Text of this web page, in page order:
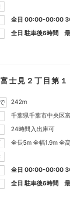
全日 00:00-00:00
全日 駐車後6時間
士見２丁目第１
242m
千葉県千葉市中央区
24時間入出庫可
全長5m 全幅1.9m 全
全日 00:00-00:00
全日 駐車後6時間